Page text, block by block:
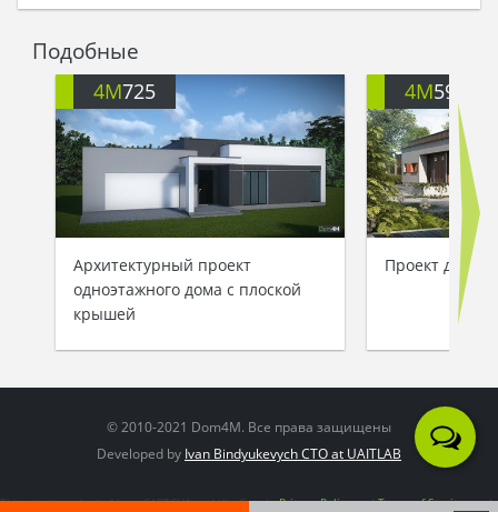
обещаю.
Емеля кивнул Щуке и… проснулся. Смотрит – а
на столе лежит проект одноэтажного
современного дома, как раз такого, что только
снился ему.
- Чудеса! - подумал Емеля и отправился
строительство организовывать.
Подобные
4M725
Архитектурный проект
одноэтажного дома с плоской
крышей
4M592
Проект дома
© 2010-2021 Dom4M. Все права защищены
Developed by Ivan Bindyukevych CTO at UAITLAB
This site is protected by reCAPTCHA and the GooglePrivacy PolicyandTerms of Serviceapply